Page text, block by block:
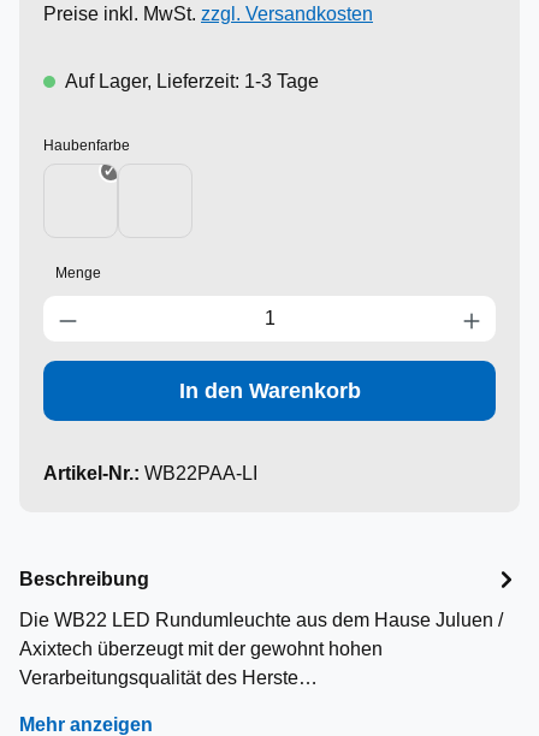
Preise inkl. MwSt. zzgl. Versandkosten
Auf Lager, Lieferzeit: 1-3 Tage
Haubenfarbe
Menge
In den Warenkorb
Artikel-Nr.: WB22PAA-LI
Beschreibung
Die WB22 LED Rundumleuchte aus dem Hause Juluen /
Axixtech überzeugt mit der gewohnt hohen
Verarbeitungsqualität des Herste…
Mehr anzeigen